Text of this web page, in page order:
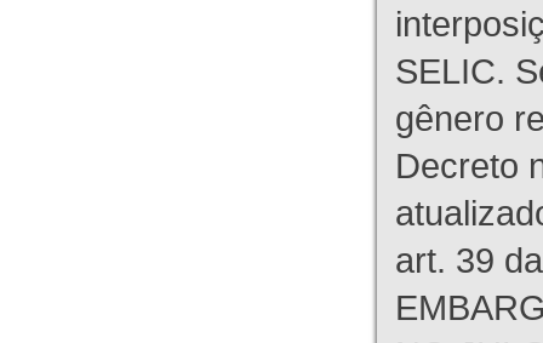
SELIC.
gênero
Decreto
art. 39